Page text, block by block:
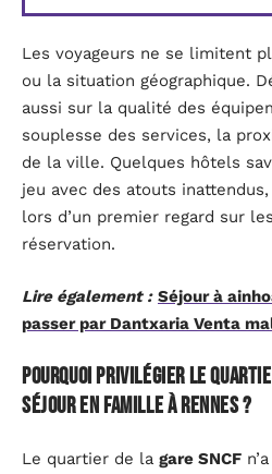
Les voyageurs ne se limitent
ou la situation géographique.
aussi sur la qualité des
souplesse des services, la
de la ville. Quelques hôtels
jeu avec des atouts
lors d’un premier regard sur
réservation.
Lire également : Séjour à
passer par Dantxaria Venta
Pourquoi privilégier le
séjour en famille à Rennes ?
Le quartier de la gare SNCF